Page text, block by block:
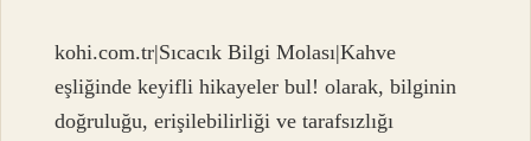
kohi.com.tr|Sıcacık Bilgi Molası|Kahve
eşliğinde keyifli hikayeler bul! olarak, bilginin
doğruluğu, erişilebilirliği ve tarafsızlığı